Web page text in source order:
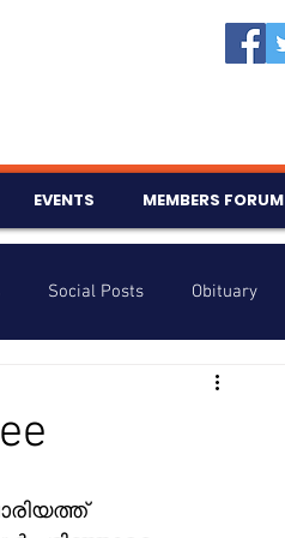
EVENTS MEMBERS FORUM
Social Posts Obituary
Birthdays